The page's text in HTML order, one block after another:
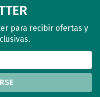
para recibir ofertas y